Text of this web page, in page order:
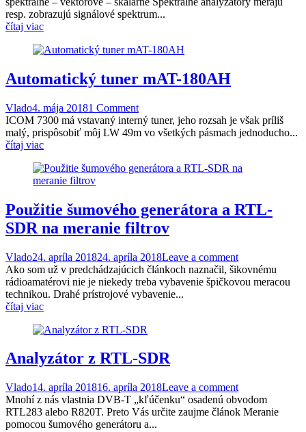
resp. zobrazujú signálové spektrum...
čítaj viac
Automatický tuner mAT-180AH
Vlado4. mája 20181 Comment
ICOM 7300 má vstavaný interný tuner, jeho rozsah je však príliš
malý, prispôsobiť môj LW 49m vo všetkých pásmach jednoducho...
čítaj viac
Použitie šumového generátora a RTL-
SDR na meranie filtrov
Vlado24. apríla 201824. apríla 2018Leave a comment
Ako som už v predchádzajúcich článkoch naznačil, šikovnému
rádioamatérovi nie je niekedy treba vybavenie špičkovou meracou
technikou. Drahé prístrojové vybavenie...
čítaj viac
Analyzátor z RTL-SDR
Vlado14. apríla 201816. apríla 2018Leave a comment
Mnohí z nás vlastnia DVB-T „kľúčenku“ osadenú obvodom
RTL283 alebo R820T. Preto Vás určite zaujme článok Meranie
pomocou šumového generátoru a...